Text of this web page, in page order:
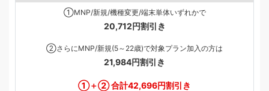
①MNP/新規/機種変更/端末単体いずれかで
20,712円割引き
②さらにMNP/新規(5～22歳)で対象プラン加入の方は
21,984円割引き
①＋② 合計42,696円割引き